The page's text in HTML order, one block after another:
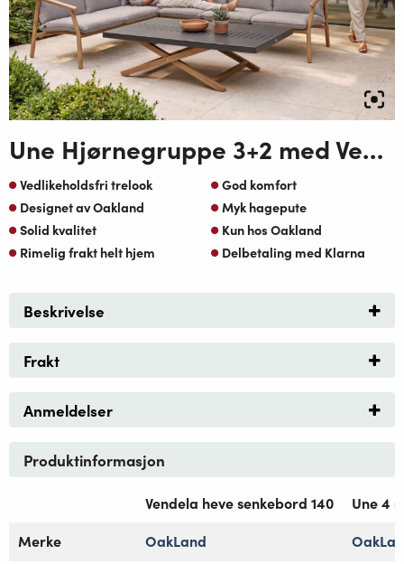
Une Hjørnegruppe 3+2 med Vendela heve senkebord 140 Oakshield med Natur Oaktekstil
Vedlikeholdsfri trelook
God komfort
Designet av Oakland
Myk hagepute
Solid kvalitet
Kun hos Oakland
Rimelig frakt helt hjem
Delbetaling med Klarna
Beskrivelse
Frakt
Anmeldelser
Produktinformasjon
Vendela heve senkebord 140
Une 4
Merke
OakLand